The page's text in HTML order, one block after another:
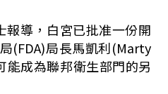
報導，白宮已批准一份開
(FDA)局長馬凱利(Marty
能成為聯邦衛生部門的另